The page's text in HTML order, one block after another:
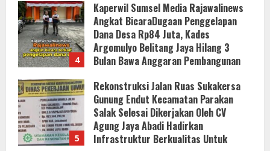
5
Rekonstruksi Jalan Ruas Sukakersa
Gunung Endut Kecamatan Parakan
Salak Selesai Dikerjakan Oleh CV
Agung Jaya Abadi Hadirkan
Infrastruktur Berkualitas Untuk
8 Agustus 2026
1
KLARIFIKASI DAN EDUKASI
PUBLIKInformasi Yang Belum
Terverifikasi Tidak Dapat Dijadikan
Kebenaran
8 Agustus 2026